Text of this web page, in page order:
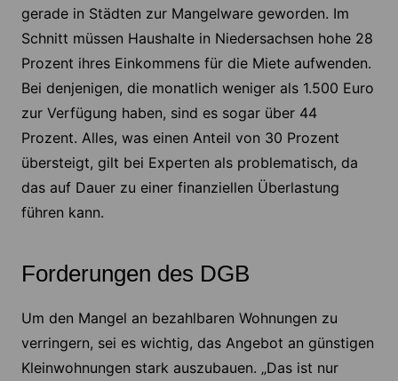
gerade in Städten zur Mangelware geworden. Im
Schnitt müssen Haushalte in Niedersachsen hohe 28
Prozent ihres Einkommens für die Miete aufwenden.
Bei denjenigen, die monatlich weniger als 1.500 Euro
zur Verfügung haben, sind es sogar über 44
Prozent. Alles, was einen Anteil von 30 Prozent
übersteigt, gilt bei Experten als problematisch, da
das auf Dauer zu einer finanziellen Überlastung
führen kann.
Forderungen des DGB
Um den Mangel an bezahlbaren Wohnungen zu
verringern, sei es wichtig, das Angebot an günstigen
Kleinwohnungen stark auszubauen. „Das ist nur